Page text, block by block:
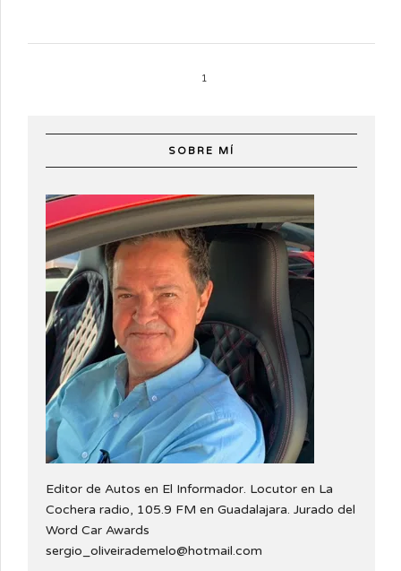
1
SOBRE MÍ
Editor de Autos en El Informador. Locutor en La
Cochera radio, 105.9 FM en Guadalajara. Jurado del
Word Car Awards
sergio_oliveirademelo@hotmail.com